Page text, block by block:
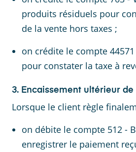
produits résiduels pour
de la vente hors taxes ;
on crédite le compte
pour constater la taxe à
3. Encaissement ultérieur
Lorsque le client règle
on débite le compte 512 -
enregistrer le paiement